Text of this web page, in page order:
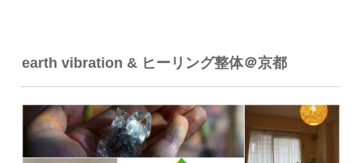
earth vibration & ヒーリング整体＠京都